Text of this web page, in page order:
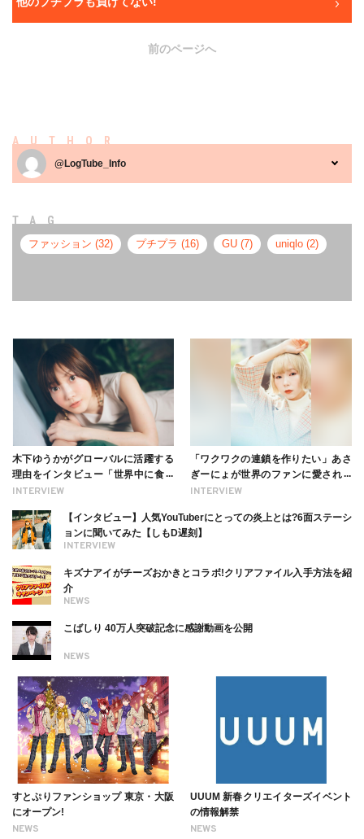
前のページへ
AUTHOR
@LogTube_Info
TAG
ファッション (32) プチプラ (16) GU (7) uniqlo (2)
INTERVIEW
木下ゆうかがグローバルに活躍する
理由をインタビュー「世界中に食べ
る幸せを伝えたい」新事務所加入に
INTERVIEW
「ワクワクの連鎖を作りたい」あさ
ぎーにょが世界のファンに愛される
理由【インタビュー】
INTERVIEW
【インタビュー】人気YouTuberにとっての炎上とは?6面ステーシ
ョンに聞いてみた【しもD遅刻】
NEWS
キズナアイがチーズおかきとコラボ!クリアファイル入手方法を紹
介
NEWS
こばしり 40万人突破記念に感謝動画を公開
NEWS
すとぷりファンショップ 東京・大阪
にオープン!
NEWS
UUUM 新春クリエイターズイベント
の情報解禁